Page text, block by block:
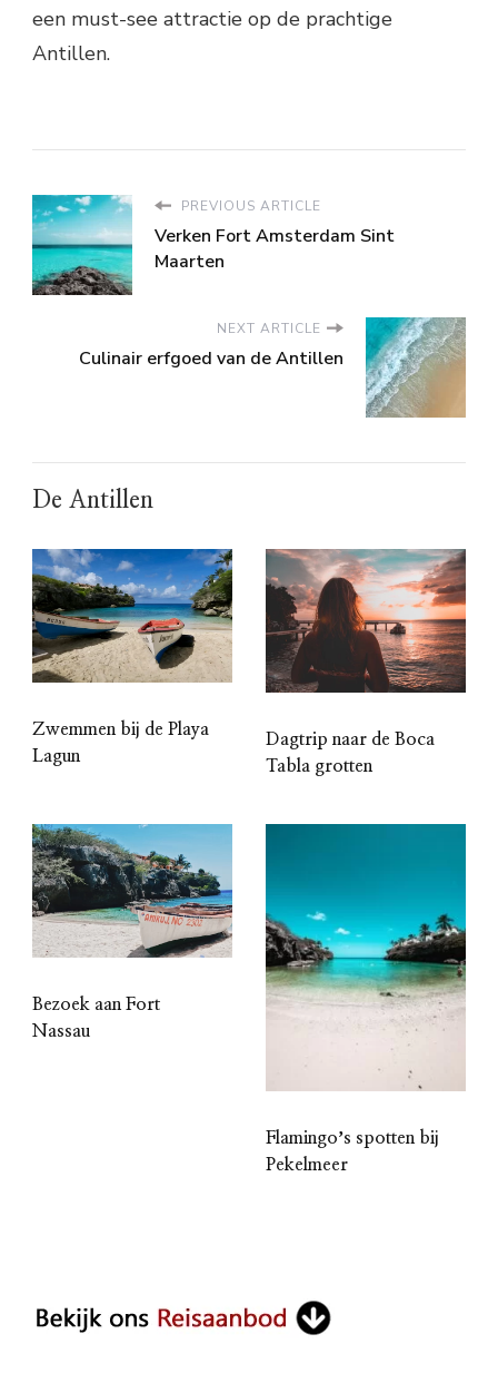
een must-see attractie op de prachtige
Antillen.
PREVIOUS ARTICLE
Verken Fort Amsterdam Sint
Maarten
NEXT ARTICLE
Culinair erfgoed van de Antillen
De Antillen
Zwemmen bij de Playa
Lagun
Dagtrip naar de Boca
Tabla grotten
Bezoek aan Fort
Nassau
Flamingoʼs spotten bij
Pekelmeer